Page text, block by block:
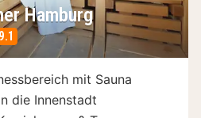
Hamburg
9.1
mit Sauna
die Innenstadt